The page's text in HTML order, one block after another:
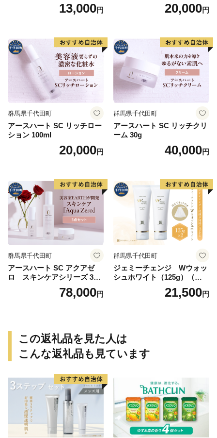
13,000円 20,000円
群馬県千代田町
アースハート SC リッチロー
ション 100ml
20,000円
群馬県千代田町
アースハート SC リッチクリ
ーム 30g
40,000円
群馬県千代田町
アースハート SC アクアゼ
ロ スキンケアシリーズ 3点
78,000円
群馬県千代田町
ジェミーチェンジ Wウォッ
シュホワイト（125g）（泡立
てネット付）×2本 群馬県 千
21,500円
この返礼品を見た人は
こんな返礼品も見ています